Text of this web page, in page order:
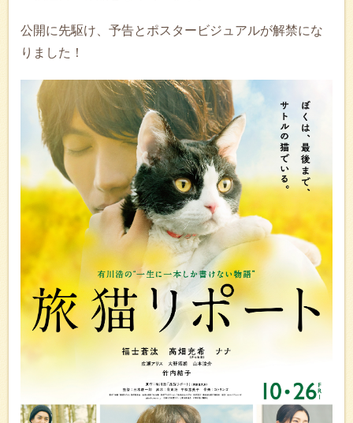
公開に先駆け、予告とポスタービジュアルが解禁にな
りました！